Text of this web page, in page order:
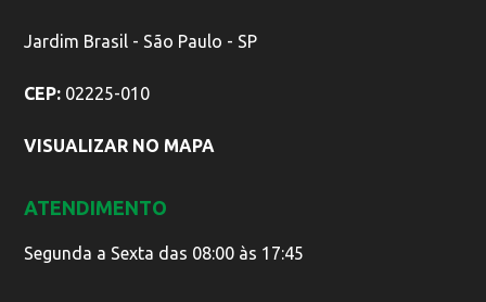
Jardim Brasil - São Paulo - SP
CEP: 02225-010
VISUALIZAR NO MAPA
ATENDIMENTO
Segunda a Sexta das 08:00 às 17:45